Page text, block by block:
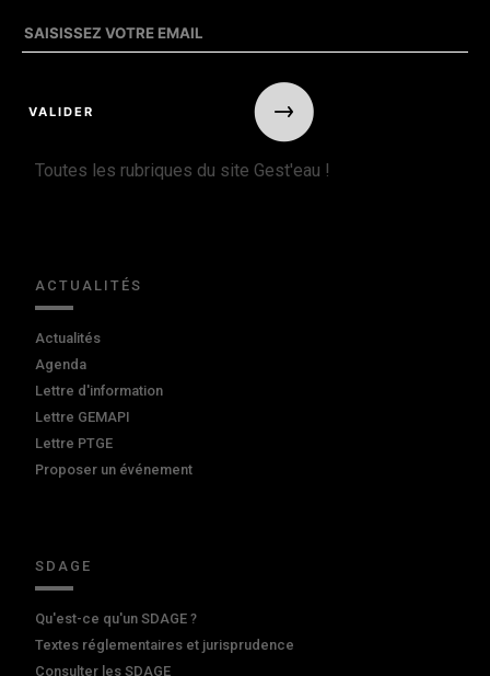
Toutes les rubriques du site Gest'eau !
ACTUALITÉS
Actualités
Agenda
Lettre d'information
Lettre GEMAPI
Lettre PTGE
Proposer un événement
SDAGE
Qu'est-ce qu'un SDAGE ?
Textes réglementaires et jurisprudence
Consulter les SDAGE